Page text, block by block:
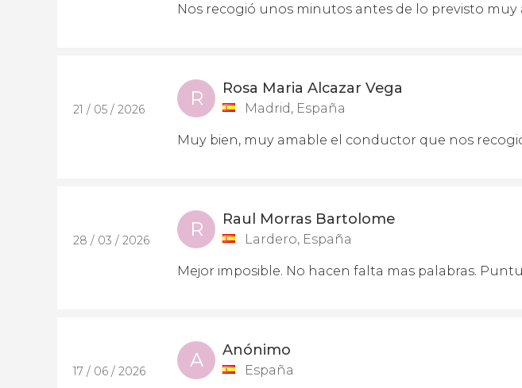
Nos recogió unos minutos antes de lo previsto
21 / 05 / 2026 R Rosa Maria Alcazar Vega
Madrid, España
Muy bien, muy amable el conductor que nos
28 / 03 / 2026 R Raul Morras Bartolome
Lardero, España
Mejor imposible. No hacen falta mas palabras.
17 / 06 / 2026 A Anónimo
España